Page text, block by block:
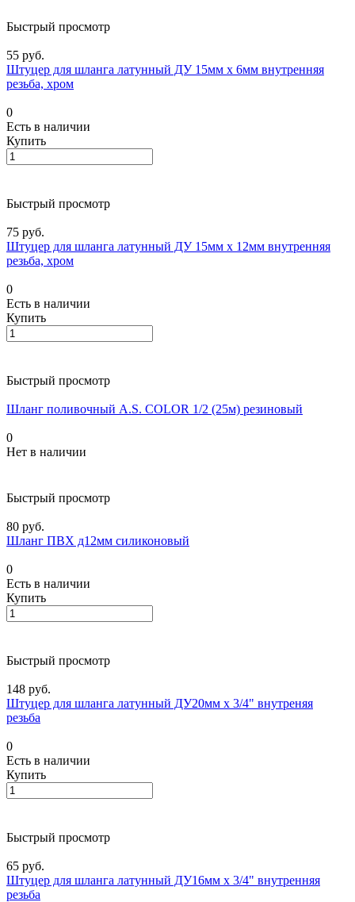
Быстрый просмотр
55 руб.
Штуцер для шланга латунный ДУ 15мм х 6мм внутренняя
резьба, хром
0
Есть в наличии
Купить
Быстрый просмотр
75 руб.
Штуцер для шланга латунный ДУ 15мм х 12мм внутренняя
резьба, хром
0
Есть в наличии
Купить
Быстрый просмотр
Шланг поливочный A.S. COLOR 1/2 (25м) резиновый
0
Нет в наличии
Быстрый просмотр
80 руб.
Шланг ПВХ д12мм силиконовый
0
Есть в наличии
Купить
Быстрый просмотр
148 руб.
Штуцер для шланга латунный ДУ20мм х 3/4" внутреняя
резьба
0
Есть в наличии
Купить
Быстрый просмотр
65 руб.
Штуцер для шланга латунный ДУ16мм х 3/4" внутренняя
резьба